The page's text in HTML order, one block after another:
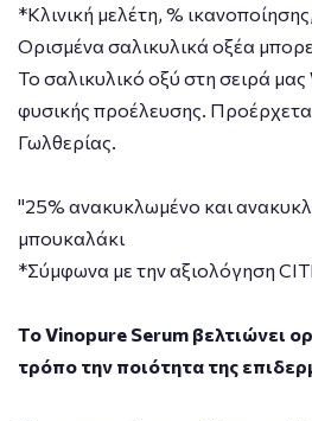
*Κλινική μελέτη, %
Ορισμένα σαλικυλικά οξέα
Το σαλικυλικό οξύ στη σειρά μας
φυσικής προέλευσης.
Γωλθερίας.
"25% ανακυκλωμένο και
μπουκαλάκι
*Σύμφωνα με την αξιολόγηση
Το Vinopure Serum βελτιώνει
τρόπο την ποιότητα της